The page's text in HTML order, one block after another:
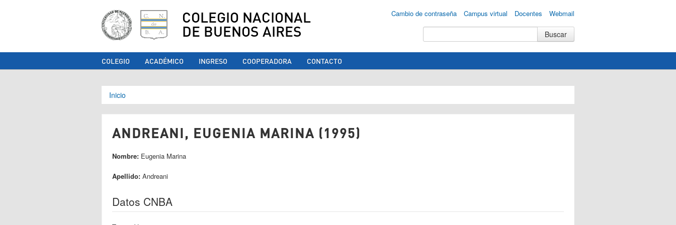
COLEGIO NACIONAL
DE BUENOS AIRES
Cambio de contraseña Campus virtual Docentes Webmail
COLEGIO ACADÉMICO INGRESO COOPERADORA CONTACTO
Se encuentra usted aquí
Inicio
ANDREANI, EUGENIA MARINA (1995)
Nombre: Eugenia Marina
Apellido: Andreani
Datos CNBA